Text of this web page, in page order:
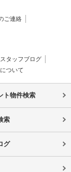
ご連絡
スタッフブログ
ついて
ト物件検索
索
グ